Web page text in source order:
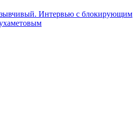
Интервью с блокирующим